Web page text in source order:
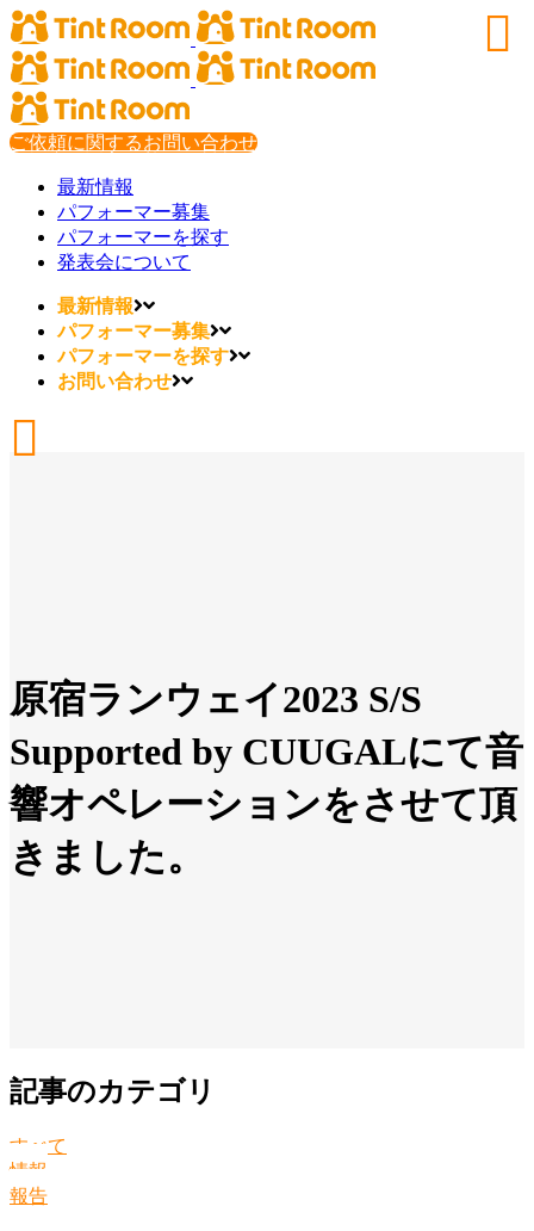
ご依頼に関するお問い合わせ
最新情報
パフォーマー募集
パフォーマーを探す
発表会について
最新情報
パフォーマー募集
パフォーマーを探す
お問い合わせ
原宿ランウェイ2023 S/S
Supported by CUUGALにて音
響オペレーションをさせて頂
きました。
記事のカテゴリ
すべて
情報
報告